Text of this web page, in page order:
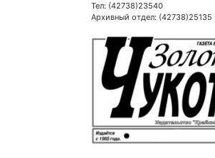
Тел: (42738)23540
Архивный отдел: (42738)25135